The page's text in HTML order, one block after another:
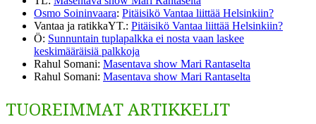
Osmo Soininvaara: Pitäisikö Vantaa liittää Helsinkiin?
Vantaa ja ratikkaYT.: Pitäisikö Vantaa liittää Helsinkiin?
Ö: Sunnuntain tuplapalkka ei nosta vaan laskee
keskimääräisiä palkkoja
Rahul Somani: Masentava show Mari Rantaselta
Rahul Somani: Masentava show Mari Rantaselta
TUOREIMMAT ARTIKKELIT